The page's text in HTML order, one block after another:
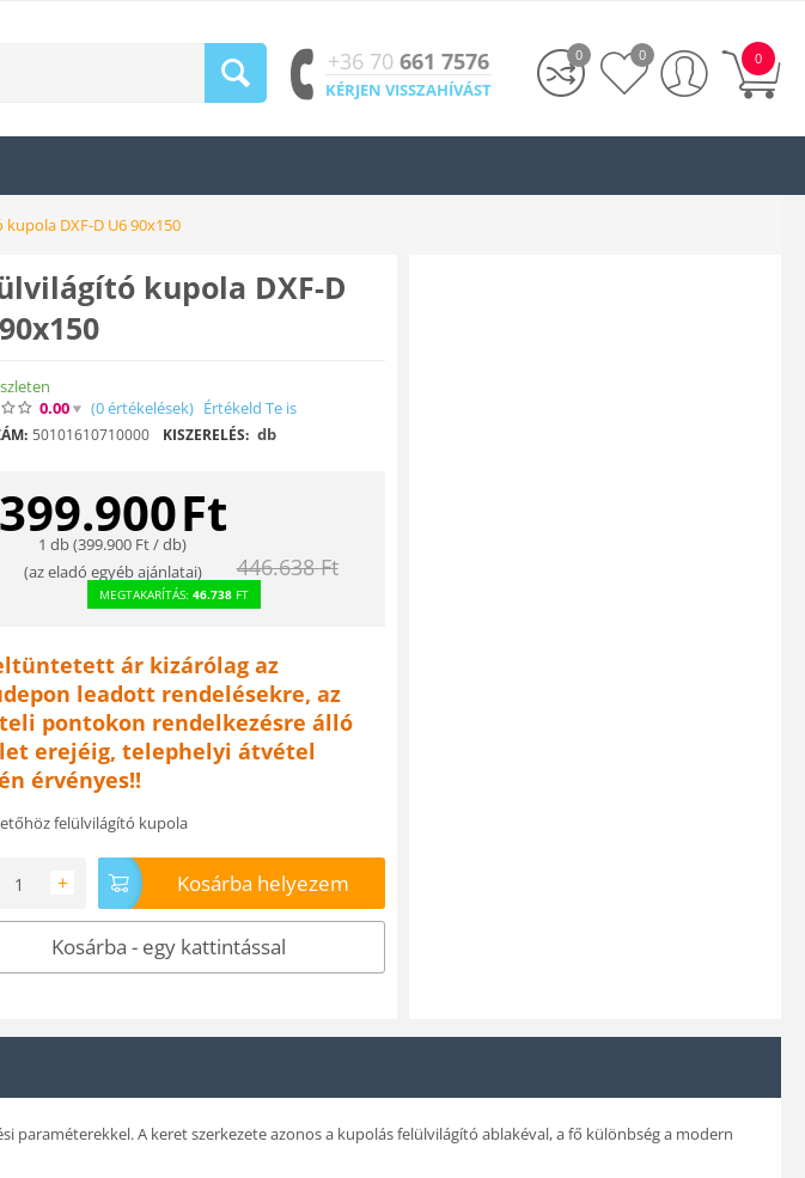
+36 70661 7576
KÉRJEN VISSZAHÍVÁST
0
0 0
kupola DXF-D U6 90x150
kupola DXF-D
0.00
(0értékelések) Értékeld Te is
50101610710000 KISZERELÉS: db
399.900Ft
1 db (399.900 Ft/ db)
(az eladó egyéb ajánlatai) 446.638 Ft
MEGTAKARÍTÁS: 46.738 FT
ár kizárólag az
leadott rendelésekre, az
pontokon rendelkezésre álló
erejéig, telephelyi átvétel
érvényes!!
felülvilágító kupola
+ Kosárba helyezem
Kosárba - egy kattintással
A keret szerkezete azonos a kupolás felülvilágító ablakéval, a fő különbség a modern